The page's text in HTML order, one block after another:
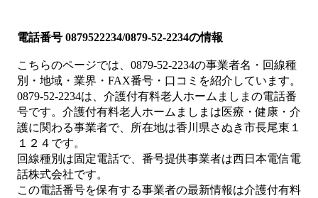
電話番号 0879522234/0879-52-2234の情報
こちらのページでは、 0879-52-2234の事業者名・回線種
別・地域・業界・FAX番号・口コミを紹介しています。
0879-52-2234は、 介護付有料老人ホームましま の電話番
号です。 介護付有料老人ホームましまは医療・健康・介
護に関わる事業者で、所在地は香川県さぬき市長尾東１
１２４ です。
回線種別は固定電話で、番号提供事業者は西日本電信電
話株式会社です。
この電話番号を保有する事業者の最新情報は介護付有料